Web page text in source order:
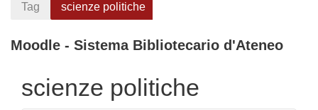
Tag scienze politiche
Moodle - Sistema Bibliotecario d'Ateneo
scienze politiche